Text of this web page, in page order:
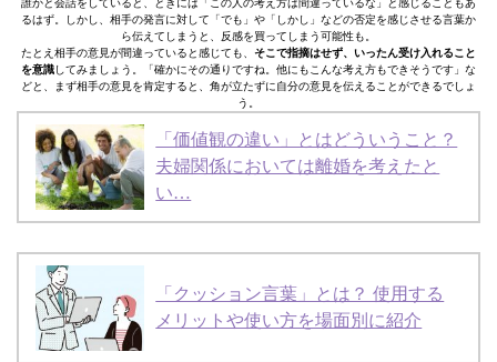
誰かと会話をしていると、ときには「この人の考え方は間違っているな」と感じることもあ
るはず。しかし、相手の発言に対して「でも」や「しかし」などの否定を感じさせる言葉か
ら伝えてしまうと、反感を買ってしまう可能性も。
たとえ相手の意見が間違っていると感じても、 そこで指摘はせず、いったん受け入れること
を意識してみましょう。「確かにその通りですね。他にもこんな考え方もできそうです」な
どと、まず相手の意見を肯定すると、角が立たずに自分の意見を伝えることができるでしょ
う。
「価値観の違い」とはどういうこと？
夫婦関係においては離婚を考えたと
い…
「クッション言葉」とは？ 使用する
メリットや使い方を場面別に紹介